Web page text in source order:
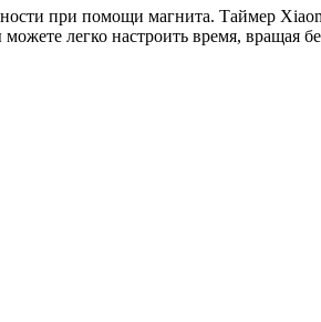
при помощи магнита. Таймер
легко настроить время, вращая